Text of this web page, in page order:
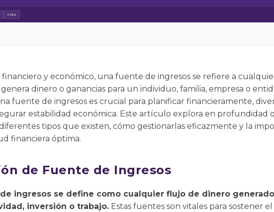
CMA
financiero y económico, una fuente de ingresos se refiere a
dinero o ganancias para un individuo, familia, empresa o
fuente de ingresos es crucial para planificar financieramente,
estabilidad económica. Este artículo explora en profundidad
tipos que existen, cómo gestionarlas eficazmente y la
financiera óptima.
de Fuente de Ingresos
ingresos se define como cualquier flujo de dinero
inversión o trabajo. Estas fuentes son vitales para sostener